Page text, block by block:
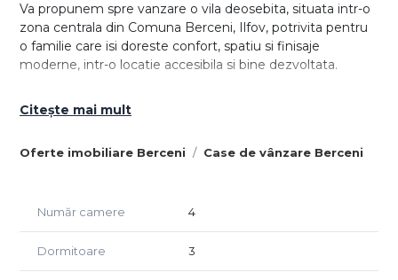
Oferte imobiliare Berceni Case de vânzare Berceni
Va propunem spre vanzare o vila deosebita, situata intr-o
zona centrala din Comuna Berceni, Ilfov, potrivita pentru
o familie care isi doreste confort, spatiu si finisaje
moderne, intr-o locatie accesibila si bine dezvoltata.
finisaje premium, iluminat LED integrat la exterior si
functionalitate. Casa se vinde la cheie, fiind pregatita
Vila beneficiaza de o compartimentare practica, gandita
Parter:
- living spatios, cu acces direct catre terasa;
Citește mai mult
Număr camere 4
Dormitoare 3